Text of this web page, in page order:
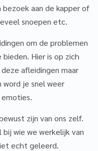
aan de kapper of
snoepen etc.
om de problemen
Hier is op zich
afleidingen maar
je snel weer
zijn van ons zelf.
wie we werkelijk van
echt geleerd.